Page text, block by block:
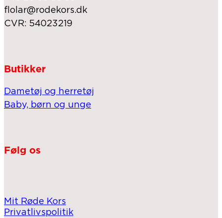
flolar@rodekors.dk
CVR: 54023219
Butikker
Dametøj og herretøj
Baby, børn og unge
Følg os
Mit Røde Kors
Privatlivspolitik